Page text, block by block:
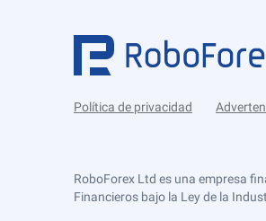
Política de privacidad
RoboForex Ltd es una empresa
Financieros bajo la Ley de la